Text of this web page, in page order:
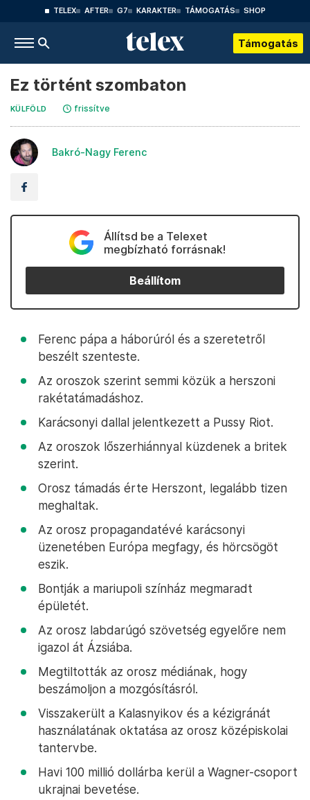
TELEX AFTER G7 KARAKTER TÁMOGATÁS SHOP
Támogatás
Ez történt szombaton
KÜLFÖLD frissítve
Bakró-Nagy Ferenc
Állítsd be a Telexet
megbízható forrásnak!
Beállítom
Ferenc pápa a háborúról és a szeretetről
beszélt szenteste.
Az oroszok szerint semmi közük a herszoni
rakétatámadáshoz.
Karácsonyi dallal jelentkezett a Pussy Riot.
Az oroszok lőszerhiánnyal küzdenek a britek
szerint.
Orosz támadás érte Herszont, legalább tizen
meghaltak.
Az orosz propagandatévé karácsonyi
üzenetében Európa megfagy, és hörcsögöt
eszik.
Bontják a mariupoli színház megmaradt
épületét.
Az orosz labdarúgó szövetség egyelőre nem
igazol át Ázsiába.
Megtiltották az orosz médiának, hogy
beszámoljon a mozgósításról.
Visszakerült a Kalasnyikov és a kézigránát
használatának oktatása az orosz középiskolai
tantervbe.
Havi 100 millió dollárba kerül a Wagner-csoport
ukrajnai bevetése.